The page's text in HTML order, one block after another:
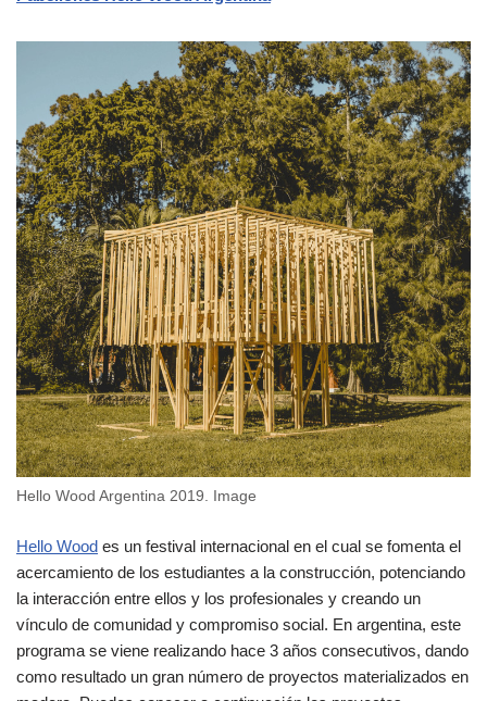
Hello Wood Argentina 2019. Image
Hello Wood es un festival internacional en el cual se fomenta el
acercamiento de los estudiantes a la construcción, potenciando
la interacción entre ellos y los profesionales y creando un
vínculo de comunidad y compromiso social. En argentina, este
programa se viene realizando hace 3 años consecutivos, dando
como resultado un gran número de proyectos materializados en